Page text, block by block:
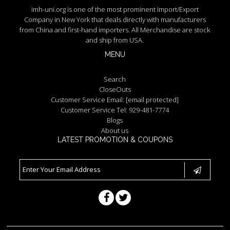
imh-uni.org is one of the most prominent Import/Export
Company in New York that deals directly with manufacturers
from China and first-hand importers. All Merchandise are stock
and ship from USA.
MENU
Search
CloseOuts
Customer Service Email: [email protected]
Customer Service Tel: 929-481-7774
Blogs
About us
LATEST PROMOTION & COUPONS